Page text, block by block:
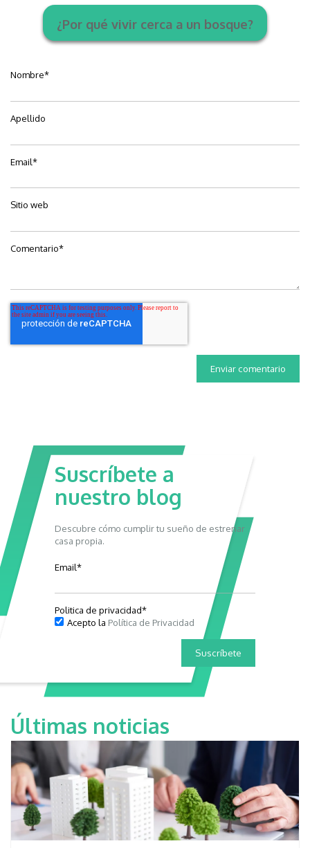
¿Por qué vivir cerca a un bosque?
Nombre*
Apellido
Email*
Sitio web
Comentario*
Suscríbete a
nuestro blog
Descubre cómo cumplir tu sueño de estrenar
casa propia.
Email*
Politica de privacidad*
Acepto la Política de Privacidad
Últimas noticias